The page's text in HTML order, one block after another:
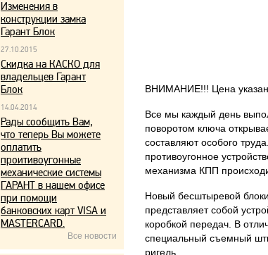
ВНИМАНИЕ!!! Цена
Все мы каждый день
поворотом ключа
составляют особого
противоугонное
механизма КПП
Новый бесштыревой
представляет собой
коробкой передач. В
специальный съемный
ригель.
Изменения в
конструкции замка
Гарант Блок
27.10.2015
Скидка на КАСКО для
владельцев Гарант
Блок
14.04.2014
Рады сообщить Вам,
что теперь Вы можете
оплатить
проитивоугонные
механические системы
ГАРАНТ в нашем офисе
при помощи
банковских карт VISA и
MASTERCARD.
Все новости